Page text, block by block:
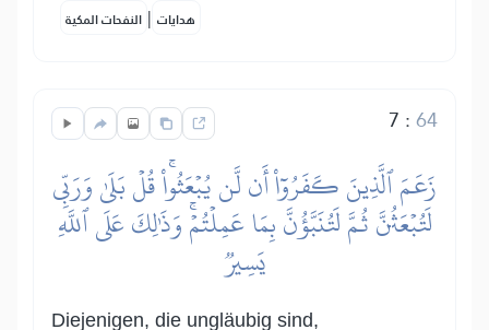
النفحات المكية | هدايات
7 :64
زَعَمَ ٱلَّذِينَ كَفَرُوٓاْ أَن لَّن يُبۡعَثُواْۚ قُلۡ بَلَىٰ وَرَبِّي
لَتُبۡعَثُنَّ ثُمَّ لَتُنَبَّؤُنَّ بِمَا عَمِلۡتُمۡۚ وَذَٰلِكَ عَلَى ٱللَّهِ
يَسِيرٞ
Diejenigen, die ungläubig sind,